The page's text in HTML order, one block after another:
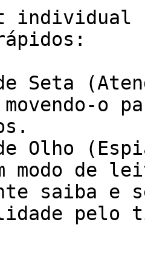
individual
Seta
o
Olho
modo de
saiba e
pelo